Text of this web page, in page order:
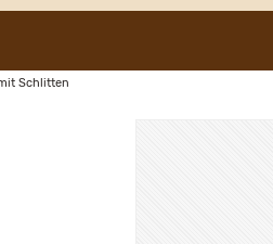
Schlitten